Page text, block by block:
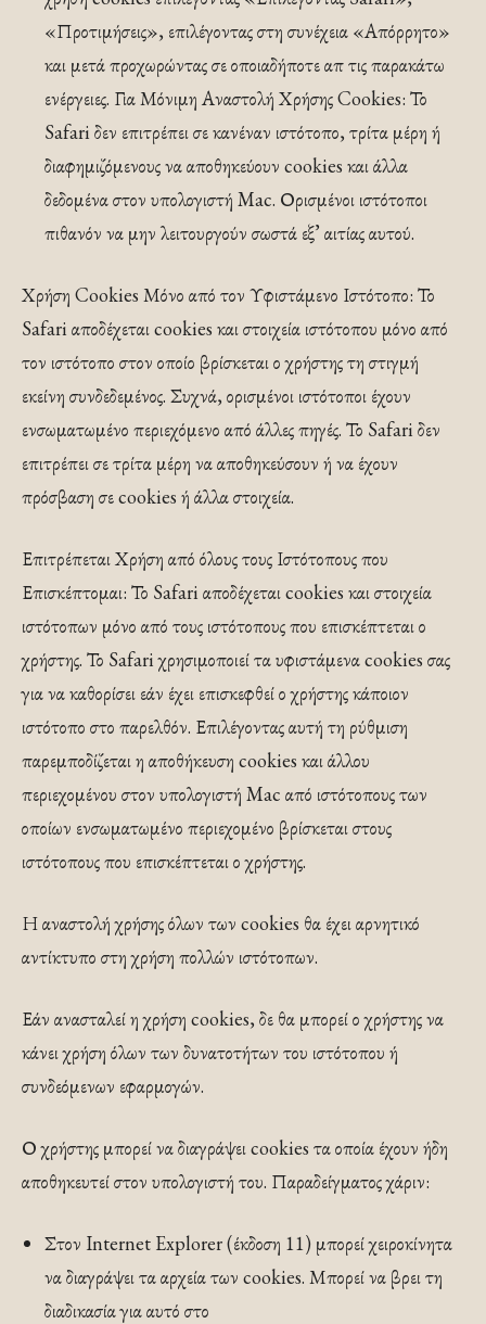
«Προτιμήσεις», επιλέγοντας στη συνέχεια «Απόρρητο»
και μετά προχωρώντας σε οποιαδήποτε απ τις παρακάτω
ενέργειες. Για Μόνιμη Αναστολή Χρήσης Cookies: Το
Safari δεν επιτρέπει σε κανέναν ιστότοπο, τρίτα μέρη ή
διαφημιζόμενους να αποθηκεύουν cookies και άλλα
δεδομένα στον υπολογιστή Mac. Ορισμένοι ιστότοποι
πιθανόν να μην λειτουργούν σωστά εξ’ αιτίας αυτού.
Χρήση Cookies Μόνο από τον Υφιστάμενο Ιστότοπο: Το
Safari αποδέχεται cookies και στοιχεία ιστότοπου μόνο από
τον ιστότοπο στον οποίο βρίσκεται ο χρήστης τη στιγμή
εκείνη συνδεδεμένος. Συχνά, ορισμένοι ιστότοποι έχουν
ενσωματωμένο περιεχόμενο από άλλες πηγές. Το Safari δεν
επιτρέπει σε τρίτα μέρη να αποθηκεύσουν ή να έχουν
πρόσβαση σε cookies ή άλλα στοιχεία.
Επιτρέπεται Χρήση από όλους τους Ιστότοπους που
Επισκέπτομαι: Το Safari αποδέχεται cookies και στοιχεία
ιστότοπων μόνο από τους ιστότοπους που επισκέπτεται ο
χρήστης. Το Safari χρησιμοποιεί τα υφιστάμενα cookies σας
για να καθορίσει εάν έχει επισκεφθεί ο χρήστης κάποιον
ιστότοπο στο παρελθόν. Επιλέγοντας αυτή τη ρύθμιση
παρεμποδίζεται η αποθήκευση cookies και άλλου
περιεχομένου στον υπολογιστή Mac από ιστότοπους των
οποίων ενσωματωμένο περιεχομένο βρίσκεται στους
ιστότοπους που επισκέπτεται ο χρήστης.
Η αναστολή χρήσης όλων των cookies θα έχει αρνητικό
αντίκτυπο στη χρήση πολλών ιστότοπων.
Εάν ανασταλεί η χρήση cookies, δε θα μπορεί ο χρήστης να
κάνει χρήση όλων των δυνατοτήτων του ιστότοπου ή
συνδεόμενων εφαρμογών.
Ο χρήστης μπορεί να διαγράψει cookies τα οποία έχουν ήδη
αποθηκευτεί στον υπολογιστή του. Παραδείγματος χάριν:
Στον Internet Explorer (έκδοση 11) μπορεί χειροκίνητα
να διαγράψει τα αρχεία των cookies. Μπορεί να βρει τη
διαδικασία για αυτό στο